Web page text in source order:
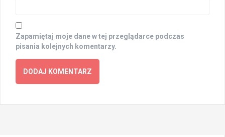
Zapamiętaj moje dane w tej przeglądarce podczas
pisania kolejnych komentarzy.